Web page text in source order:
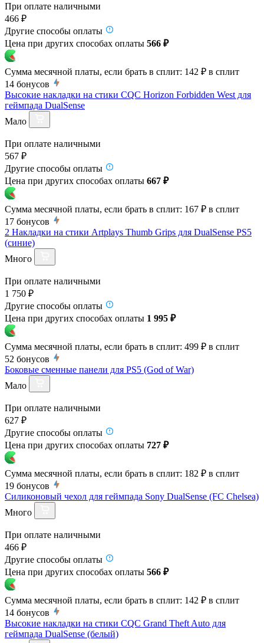
При оплате наличными
466 ₽
Другие способы оплаты
Цена при других способах оплаты 566 ₽
Сумма месячной платы, если брать в сплит: 142 ₽ в сплит
14 бонусов
Высокие накладки на стики CQC Horizon Forbidden West для
геймпада DualSense
Мало
При оплате наличными
567 ₽
Другие способы оплаты
Цена при других способах оплаты 667 ₽
Сумма месячной платы, если брать в сплит: 167 ₽ в сплит
17 бонусов
2 Накладки на стики Artplays Thumb Grips для DualSense PS5
(синие)
Много
При оплате наличными
1 750 ₽
Другие способы оплаты
Цена при других способах оплаты 1 995 ₽
Сумма месячной платы, если брать в сплит: 499 ₽ в сплит
52 бонусов
Боковые сменные панели для PS5 (God of War)
Мало
При оплате наличными
627 ₽
Другие способы оплаты
Цена при других способах оплаты 727 ₽
Сумма месячной платы, если брать в сплит: 182 ₽ в сплит
19 бонусов
Силиконовый чехол для геймпада Sony DualSense (FC Chelsea)
Много
При оплате наличными
466 ₽
Другие способы оплаты
Цена при других способах оплаты 566 ₽
Сумма месячной платы, если брать в сплит: 142 ₽ в сплит
14 бонусов
Высокие накладки на стики CQC Grand Theft Auto для
геймпада DualSense (белый)